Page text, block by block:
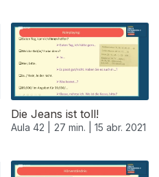
Die Jeans ist toll!
Aula 42 | 27 min. | 15 abr. 2021